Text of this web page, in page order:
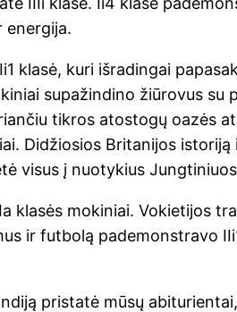
energija.
klasė, kuri išradingai
supažindino žiūrovus su
tikros atostogų oazės
Didžiosios Britanijos
visus į nuotykius
klasės mokiniai. Vokietijos
ir futbolą pademonstravo
pristatė mūsų